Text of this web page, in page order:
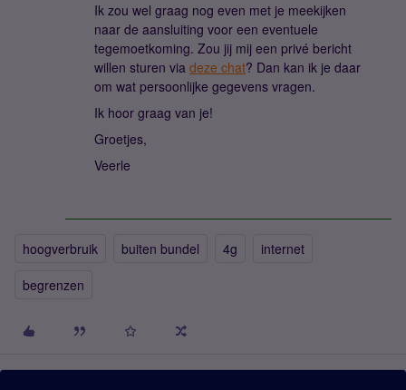
Ik zou wel graag nog even met je meekijken
naar de aansluiting voor een eventuele
tegemoetkoming. Zou jij mij een privé bericht
willen sturen via deze chat? Dan kan ik je daar
om wat persoonlijke gegevens vragen.
Ik hoor graag van je!
Groetjes,
Veerle
hoogverbruik buiten bundel 4g
internet
begrenzen